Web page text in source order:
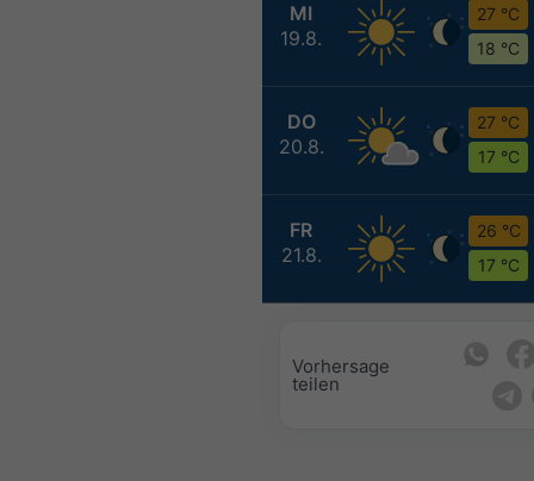
MI
19.8.
27 °C
18 °C
DO
20.8.
27 °C
17 °C
FR
21.8.
26 °C
17 °C
Vorhersage
teilen